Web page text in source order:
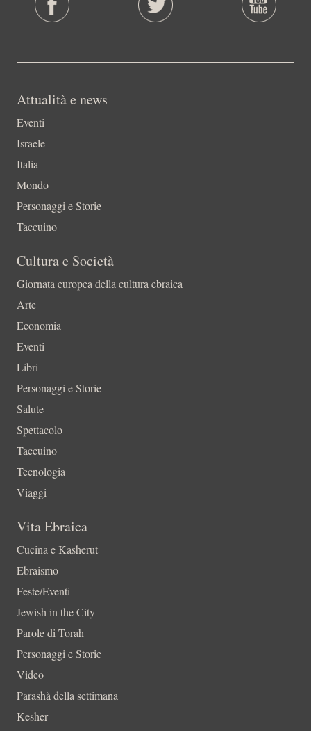
Attualità e news
Eventi
Israele
Italia
Mondo
Personaggi e Storie
Taccuino
Cultura e Società
Giornata europea della cultura ebraica
Arte
Economia
Eventi
Libri
Personaggi e Storie
Salute
Spettacolo
Taccuino
Tecnologia
Viaggi
Vita Ebraica
Cucina e Kasherut
Ebraismo
Feste/Eventi
Jewish in the City
Parole di Torah
Personaggi e Storie
Video
Parashà della settimana
Kesher